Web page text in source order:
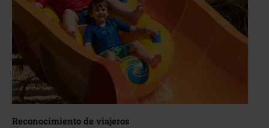
Reconocimiento de viajeros